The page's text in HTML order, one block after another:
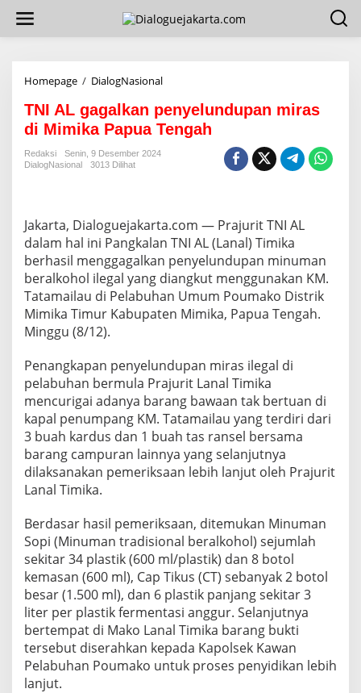
w
Homepage / DialogNasional
I
A
L
k
a
n
p
e
n
y
n
d
u
p
n
m
i
d
i
M
i
m
k
a
P
a
TNI AL gagalkan penyelundupan miras
di Mimika Papua Tengah
Redaksi
Senin, 9 Desember 2024
DialogNasional
3013 Dilihat
Jakarta, Dialoguejakarta.com — Prajurit TNI AL
dalam hal ini Pangkalan TNI AL (Lanal) Timika
berhasil menggagalkan penyelundupan minuman
beralkohol ilegal yang diangkut menggunakan KM.
Tatamailau di Pelabuhan Umum Poumako Distrik
Mimika Timur Kabupaten Mimika, Papua Tengah.
Minggu (8/12).
Penangkapan penyelundupan miras ilegal di
pelabuhan bermula Prajurit Lanal Timika
mencurigai adanya barang bawaan tak bertuan di
kapal penumpang KM. Tatamailau yang terdiri dari
3 buah kardus dan 1 buah tas ransel bersama
barang campuran lainnya yang selanjutnya
dilaksanakan pemeriksaan lebih lanjut oleh Prajurit
Lanal Timika.
Berdasar hasil pemeriksaan, ditemukan Minuman
Sopi (Minuman tradisional beralkohol) sejumlah
sekitar 34 plastik (600 ml/plastik) dan 8 botol
kemasan (600 ml), Cap Tikus (CT) sebanyak 2 botol
besar (1.500 ml), dan 6 plastik panjang sekitar 3
liter per plastik fermentasi anggur. Selanjutnya
bertempat di Mako Lanal Timika barang bukti
tersebut diserahkan kepada Kapolsek Kawan
Pelabuhan Poumako untuk proses penyidikan lebih
lanjut.